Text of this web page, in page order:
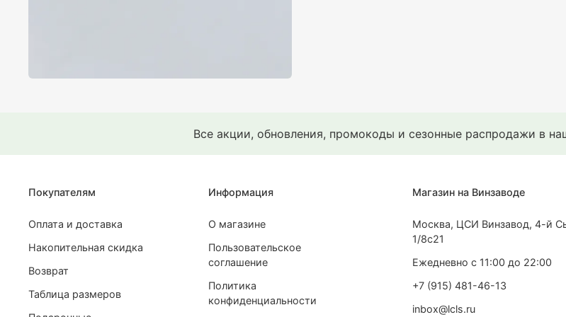
Все акции, обновления, промокоды и сезонные распродажи в
Покупателям
Оплата и доставка
Накопительная скидка
Возврат
Таблица размеров
Информация
О магазине
Пользовательское
соглашение
Политика
конфиденциальности
Магазин на Винзаводе
Москва, ЦСИ Винзавод, 4-й
1/8с21
Ежедневно с 11:00 до 22:00
+7 (915) 481-46-13
inbox@lcls.ru